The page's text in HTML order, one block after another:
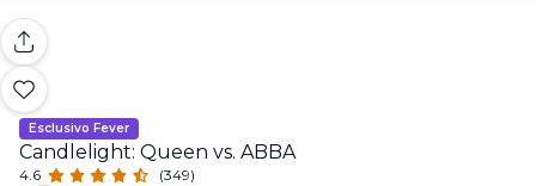
Esclusivo Fever
Candlelight: Queen vs. ABBA
4.6 (349)